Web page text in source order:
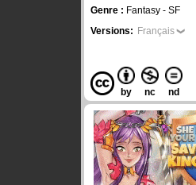
Genre : Fantasy - SF
Versions: Français
by nc nd